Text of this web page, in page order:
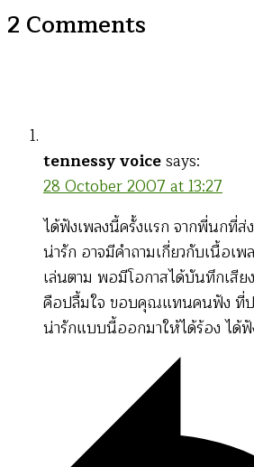
2 Comments
tennessy voicesays:
28 October 2007 at 13:27
ได้ฟังเพลงนี้ครั้งแรก จากพี่นกที่ส่
น่ารัก อาจมีคำถามเกี่ยวกับเนื้อเ
เล่นตาม พอมีโอกาสได้บันทึกเสีย
คือปลื้มใจ ขอบคุณแทนคนฟัง ที่ป
น่ารักแบบนี้ออกมาให้ได้ร้อง ได้